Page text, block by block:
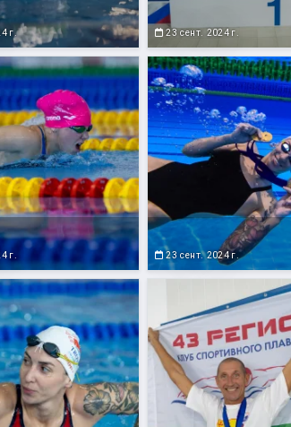
г. 23 сент. 2024 г.
г. 23 сент. 2024 г.